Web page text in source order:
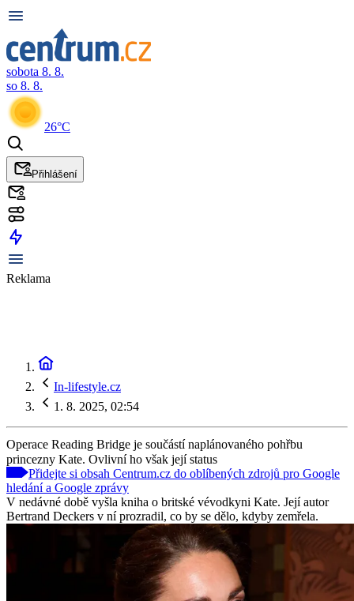
sobota 8. 8.
so 8. 8.
26°C
Přihlášení
Reklama
In-lifestyle.cz
1. 8. 2025, 02:54
Operace Reading Bridge je součástí naplánovaného pohřbu
princezny Kate. Ovlivní ho však její status
Přidejte si obsah Centrum.cz do oblíbených zdrojů pro Google
hledání a Google zprávy
V nedávné době vyšla kniha o britské vévodkyni Kate. Její autor
Bertrand Deckers v ní prozradil, co by se dělo, kdyby zemřela.